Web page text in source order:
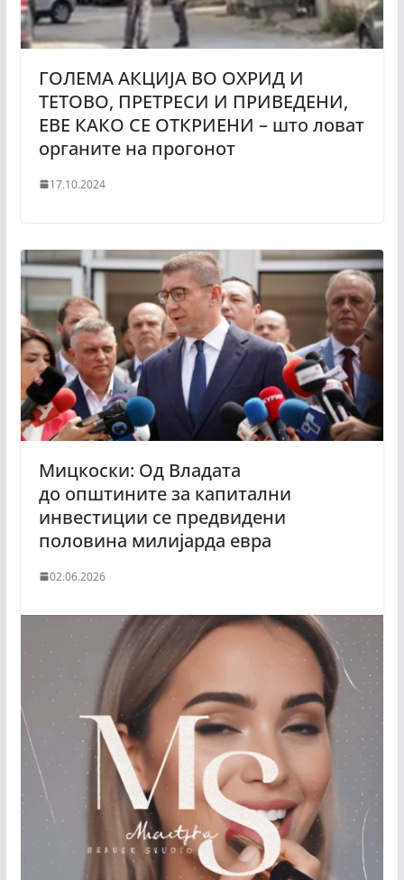
ГОЛЕМА АКЦИЈА ВО ОХРИД И
ТЕТОВО, ПРЕТРЕСИ И ПРИВЕДЕНИ,
ЕВЕ КАКО СЕ ОТКРИЕНИ – што ловат
органите на прогонот
17.10.2024
Мицкоски: Од Владата
до општините за капитални
инвестиции се предвидени
половина милијарда евра
02.06.2026